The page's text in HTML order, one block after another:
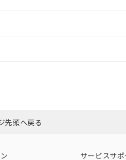
（アメリカ
先頭へ戻る
サービスサポ